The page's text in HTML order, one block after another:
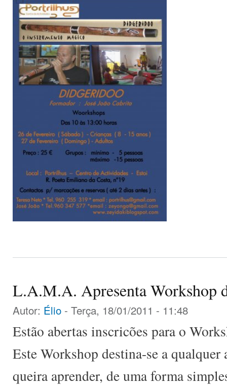
L.A.M.A. Apresenta Workshop
Autor: Élio - Terça, 18/01/2011 - 11:48
Estão abertas inscricões para o
Este Workshop destina-se a qualquer
queira aprender, de uma forma